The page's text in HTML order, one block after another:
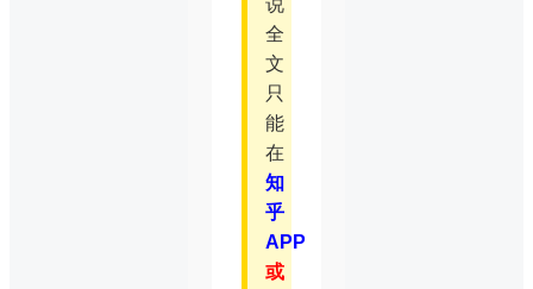
说
全
文
只
能
在
知
乎
APP
或